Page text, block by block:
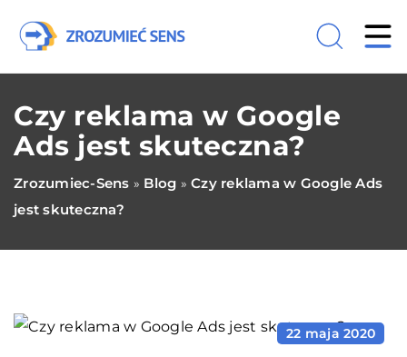
Czy reklama w Google
Ads jest skuteczna?
Zrozumiec-Sens » Blog » Czy reklama w Google Ads
jest skuteczna?
22 maja 2020